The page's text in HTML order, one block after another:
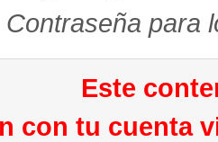
Contraseña para
Este
con tu cuenta